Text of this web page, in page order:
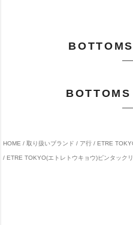
HOME 取り扱いブランド ア行 ETRE
ETRE TOKYO(エトレトウキョウ)ピンタック